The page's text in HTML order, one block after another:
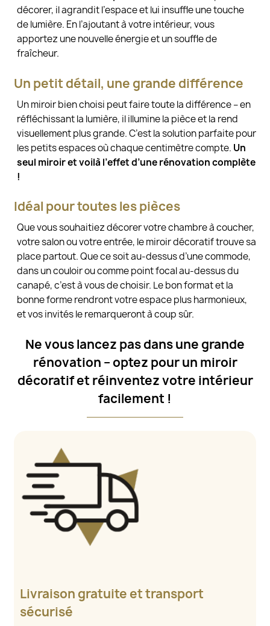
décorer, il agrandit l’espace et lui insuffle une touche
de lumière. En l’ajoutant à votre intérieur, vous
apportez une nouvelle énergie et un souffle de
fraîcheur.
Un petit détail, une grande différence
Un miroir bien choisi peut faire toute la différence – en
réfléchissant la lumière, il illumine la pièce et la rend
visuellement plus grande. C’est la solution parfaite pour
les petits espaces où chaque centimètre compte. Un
seul miroir et voilà l’effet d’une rénovation complète
!
Idéal pour toutes les pièces
Que vous souhaitiez décorer votre chambre à coucher,
votre salon ou votre entrée, le miroir décoratif trouve sa
place partout. Que ce soit au-dessus d’une commode,
dans un couloir ou comme point focal au-dessus du
canapé, c’est à vous de choisir. Le bon format et la
bonne forme rendront votre espace plus harmonieux,
et vos invités le remarqueront à coup sûr.
Ne vous lancez pas dans une grande
rénovation – optez pour un miroir
décoratif et réinventez votre intérieur
facilement !
Livraison gratuite et transport
sécurisé